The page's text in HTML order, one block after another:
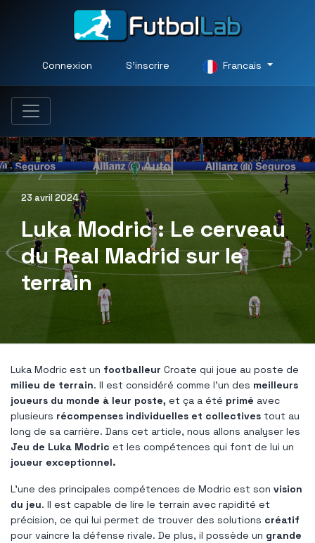
Connexion S'inscrire Francais
23 avril 2024
Luka Modric : Le cerveau
du Real Madrid sur le
terrain
Luka Modric est un footballeur Croate qui joue au poste de
milieu de terrain. Il est considéré comme l'un des meilleurs
joueurs du monde à leur poste, et ça a été primé avec
plusieurs récompenses individuelles et collectives tout au
long de sa carrière. Dans cet article, nous allons analyser les
Jeu de Luka Modric et les compétences qui font de lui un
joueur exceptionnel.
L'une des principales compétences de Modric est son vision
du jeu. Il est capable de lire le terrain avec rapidité et
précision, ce qui lui permet de trouver des solutions créatif
pour vaincre la défense rivale. De plus, il possède un grande